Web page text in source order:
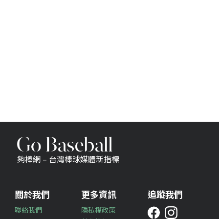
夠棒網 – 台灣棒球媒體新指標
關於我們
聯絡我們
更多資訊
隱私權政策
追蹤我們